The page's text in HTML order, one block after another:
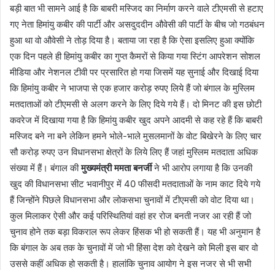
बड़ी बात भी सामने आई है कि बाबरी मस्जिद का निर्माण करने वाले टीएमसी से हटाए
गए नेता हिमांयु कबीर की पार्टी और असदुददीन औवेसी की पार्टी के बीच जो गठबंधन
हुआ था वो औवेसी ने तोड़ दिया है। बताया जा रहा है कि ऐसा इसलिए हुआ क्योंकि
एक दिन पहले ही हिमांयु कबीर का गुप्त कैमरों से किया गया स्टिंग आपरेशन सोशल
मीडिया और नेशनल टीवी पर प्रसारित हो गया जिसमें यह सुनाई और दिखाई दिया
कि हिमांयु कबीर ने भाजपा से एक हजार करोड़ रुपए लिये हैं जो बंगाल के मुस्लिम
मतदाताओं को टीएमसी से अलग करने के लिए दिये गये हैं। दो मिनट की इस छोटी
कवरेज में दिखाया गया है कि हिमांयु कबीर खुद अपने आदमी से कह रहे हैं कि बाबरी
मस्जिद बने ना बने लेकिन हमने भोले-भाले मुसलमानों के वोट बिखेरने के लिए चार
सौ करोड़ रुपए उन विधानसभा क्षेत्रों के लिये लिए हैं जहां मुस्लिम मतदाता अधिक
संख्या में हैं। बंगाल कीमुख्यमंत्री ममता बनर्जीने भी आरोप लगाया है कि उनकी
खुद की विधानसभा सीट भवानीपुर में 40 फीसदी मतदाताओं के नाम काट दिये गये
हैं जिन्होंने पिछले विधानसभा और लोकसभा चुनावों में टीएमसी को वोट दिया था।
कुल मिलाकर ऐसी और कई परिस्थितियां वहां हर रोज बनती नजर आ रही हैं जो
चुनाव होने तक बड़ा विकराल रूप लेकर हिंसक भी हो सकती हैं। यह भी अनुमान है
कि बंगाल के अब तक के चुनावों में जो भी हिंसा देश को देखने को मिली इस बार वो
उससे कहीं अधिक हो सकती है। हालांकि चुनाव आयोग ने इस नजर से भी सभी